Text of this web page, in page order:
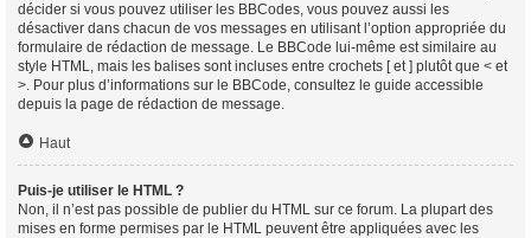
décider si vous pouvez utiliser les BBCodes, vous pouvez aussi les
désactiver dans chacun de vos messages en utilisant l’option appropriée du
formulaire de rédaction de message. Le BBCode lui-même est similaire au
style HTML, mais les balises sont incluses entre crochets [ et ] plutôt que < et
>. Pour plus d’informations sur le BBCode, consultez le guide accessible
depuis la page de rédaction de message.
Haut
Puis-je utiliser le HTML ?
Non, il n’est pas possible de publier du HTML sur ce forum. La plupart des
mises en forme permises par le HTML peuvent être appliquées avec les